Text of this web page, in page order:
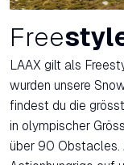
Free
LAAX gilt als
wurden unsere
findest du die
in olympischer
über 90 Obstacles.